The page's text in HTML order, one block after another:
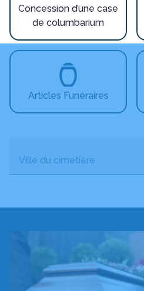
Concession d’une case
de columbarium
Articles Funéraires
Ville du cimetière